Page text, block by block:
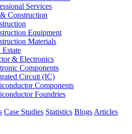
Services
Construction
Equipment
Materials
Estate
& Electronics
Components
Circuit (IC)
Components
Foundries
Case Studies Statistics Blogs Articles